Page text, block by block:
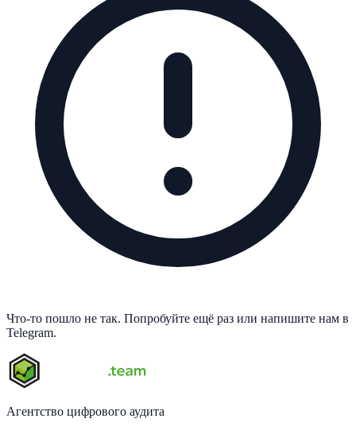
Что-то пошло не так. Попробуйте ещё раз или напишите нам в
Telegram.
Агентство цифрового аудита